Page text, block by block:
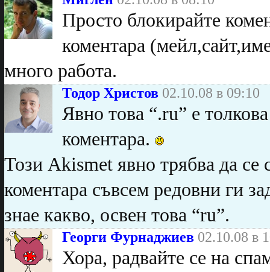
Просто блокирайте
коментара
много работа.
Тодор Христов 02.10.08 в 09:10
Явно това “.ru” е
коментара.
Този Akismet явно трябва да
коментара съвсем редовни ги
знае какво, освен това “ru”.
Георги Фурнаджиев 02.10.08 в
Хора, радвайте се на